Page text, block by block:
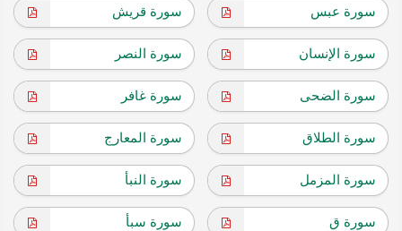
سورة عبس سورة قريش
سورة الإنسان سورة النصر
سورة الضحى سورة غافر
سورة الطلاق سورة المعارج
سورة المزمل سورة النبأ
سورة ق سورة سبأ